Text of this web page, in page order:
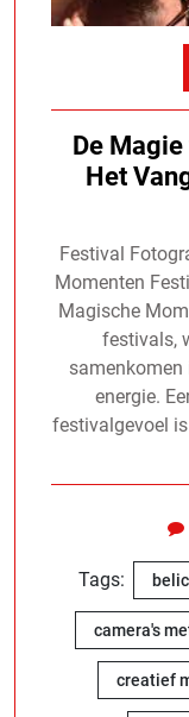
De
Het
Festival
Momenten
Magische
festivals,
samenkomen
energie.
festivalgevoel
Tags:
camera's
creatief